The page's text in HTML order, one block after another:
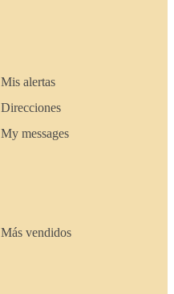
Mis alertas
Direcciones
My messages
Más vendidos